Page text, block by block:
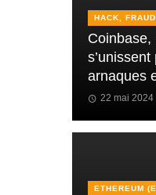
HACK,
Coinbase,
arnaques
22 mai 2024
ETHEREUM